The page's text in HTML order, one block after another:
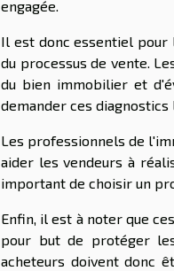
engagée.
Il est donc essentiel pour
du processus de vente.
du bien immobilier et
demander ces
Les professionnels de
aider les vendeurs à
important de choisir un
Enfin, il est à noter que
pour but de protéger
acheteurs doivent donc